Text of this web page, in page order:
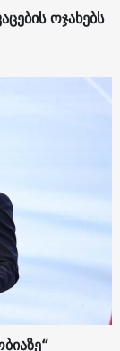
ოჯახებს